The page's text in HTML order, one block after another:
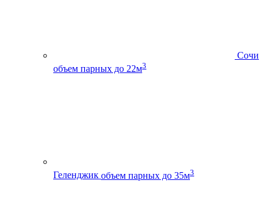
Сочи
объем парных до 22м3
Геленджик объем парных до 35м3